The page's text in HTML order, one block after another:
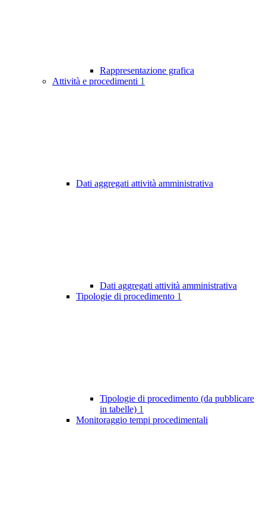
Rappresentazione grafica
Attività e procedimenti 1
Dati aggregati attività amministrativa
Dati aggregati attività amministrativa
Tipologie di procedimento 1
Tipologie di procedimento (da pubblicare
in tabelle) 1
Monitoraggio tempi procedimentali